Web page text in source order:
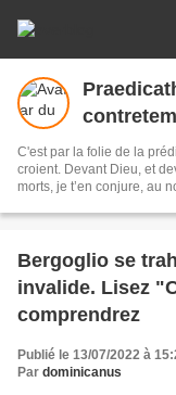
C'est par la folie de la
croient. Devant Dieu, et
morts, je t’en conjure, au
des reproches,
Bergoglio se
invalide. Lisez
comprendrez
Publié le 13/07/2022 à
Par dominicanus